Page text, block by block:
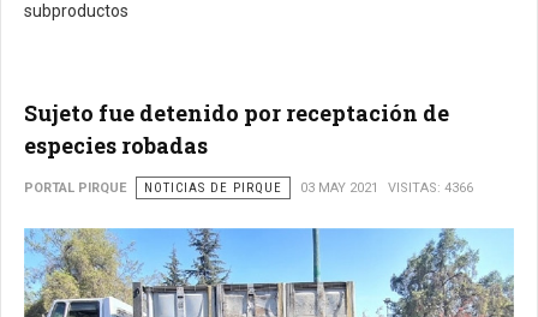
subproductos
Sujeto fue detenido por receptación de
especies robadas
PORTAL PIRQUE NOTICIAS DE PIRQUE 03 MAY 2021 VISITAS: 4366